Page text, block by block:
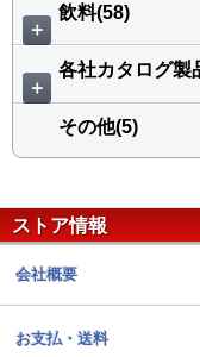
＋
飲料(58)
＋
各社カタログ製
その他(5)
ストア情報
会社概要
お支払・送料